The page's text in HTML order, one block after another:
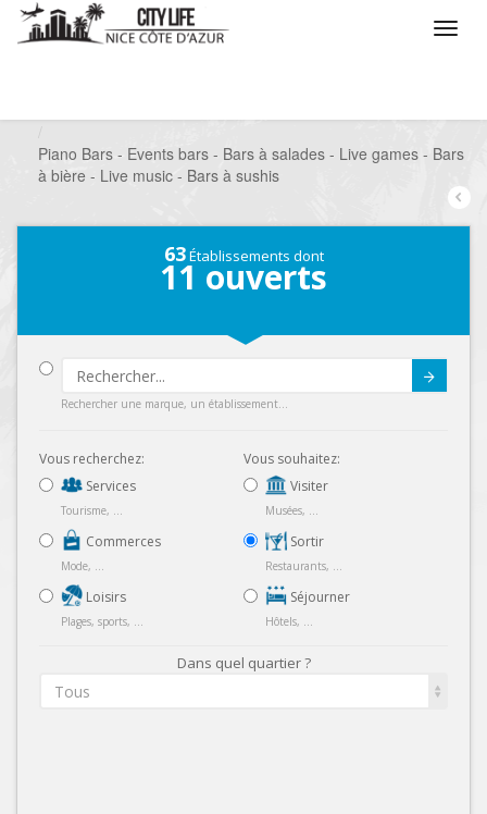
Piano Bars - Events bars - Bars à salades - Live games - Bars
à bière - Live music - Bars à sushis
63Établissements dont
11 ouverts
Rechercher une marque, un établissement...
Vous recherchez:
Services
Tourisme, ...
Commerces
Mode, ...
Loisirs
Plages, sports, ...
Vous souhaitez:
Visiter
Musées, ...
Sortir
Restaurants, ...
Séjourner
Hôtels, ...
Dans quel quartier ?
Tous